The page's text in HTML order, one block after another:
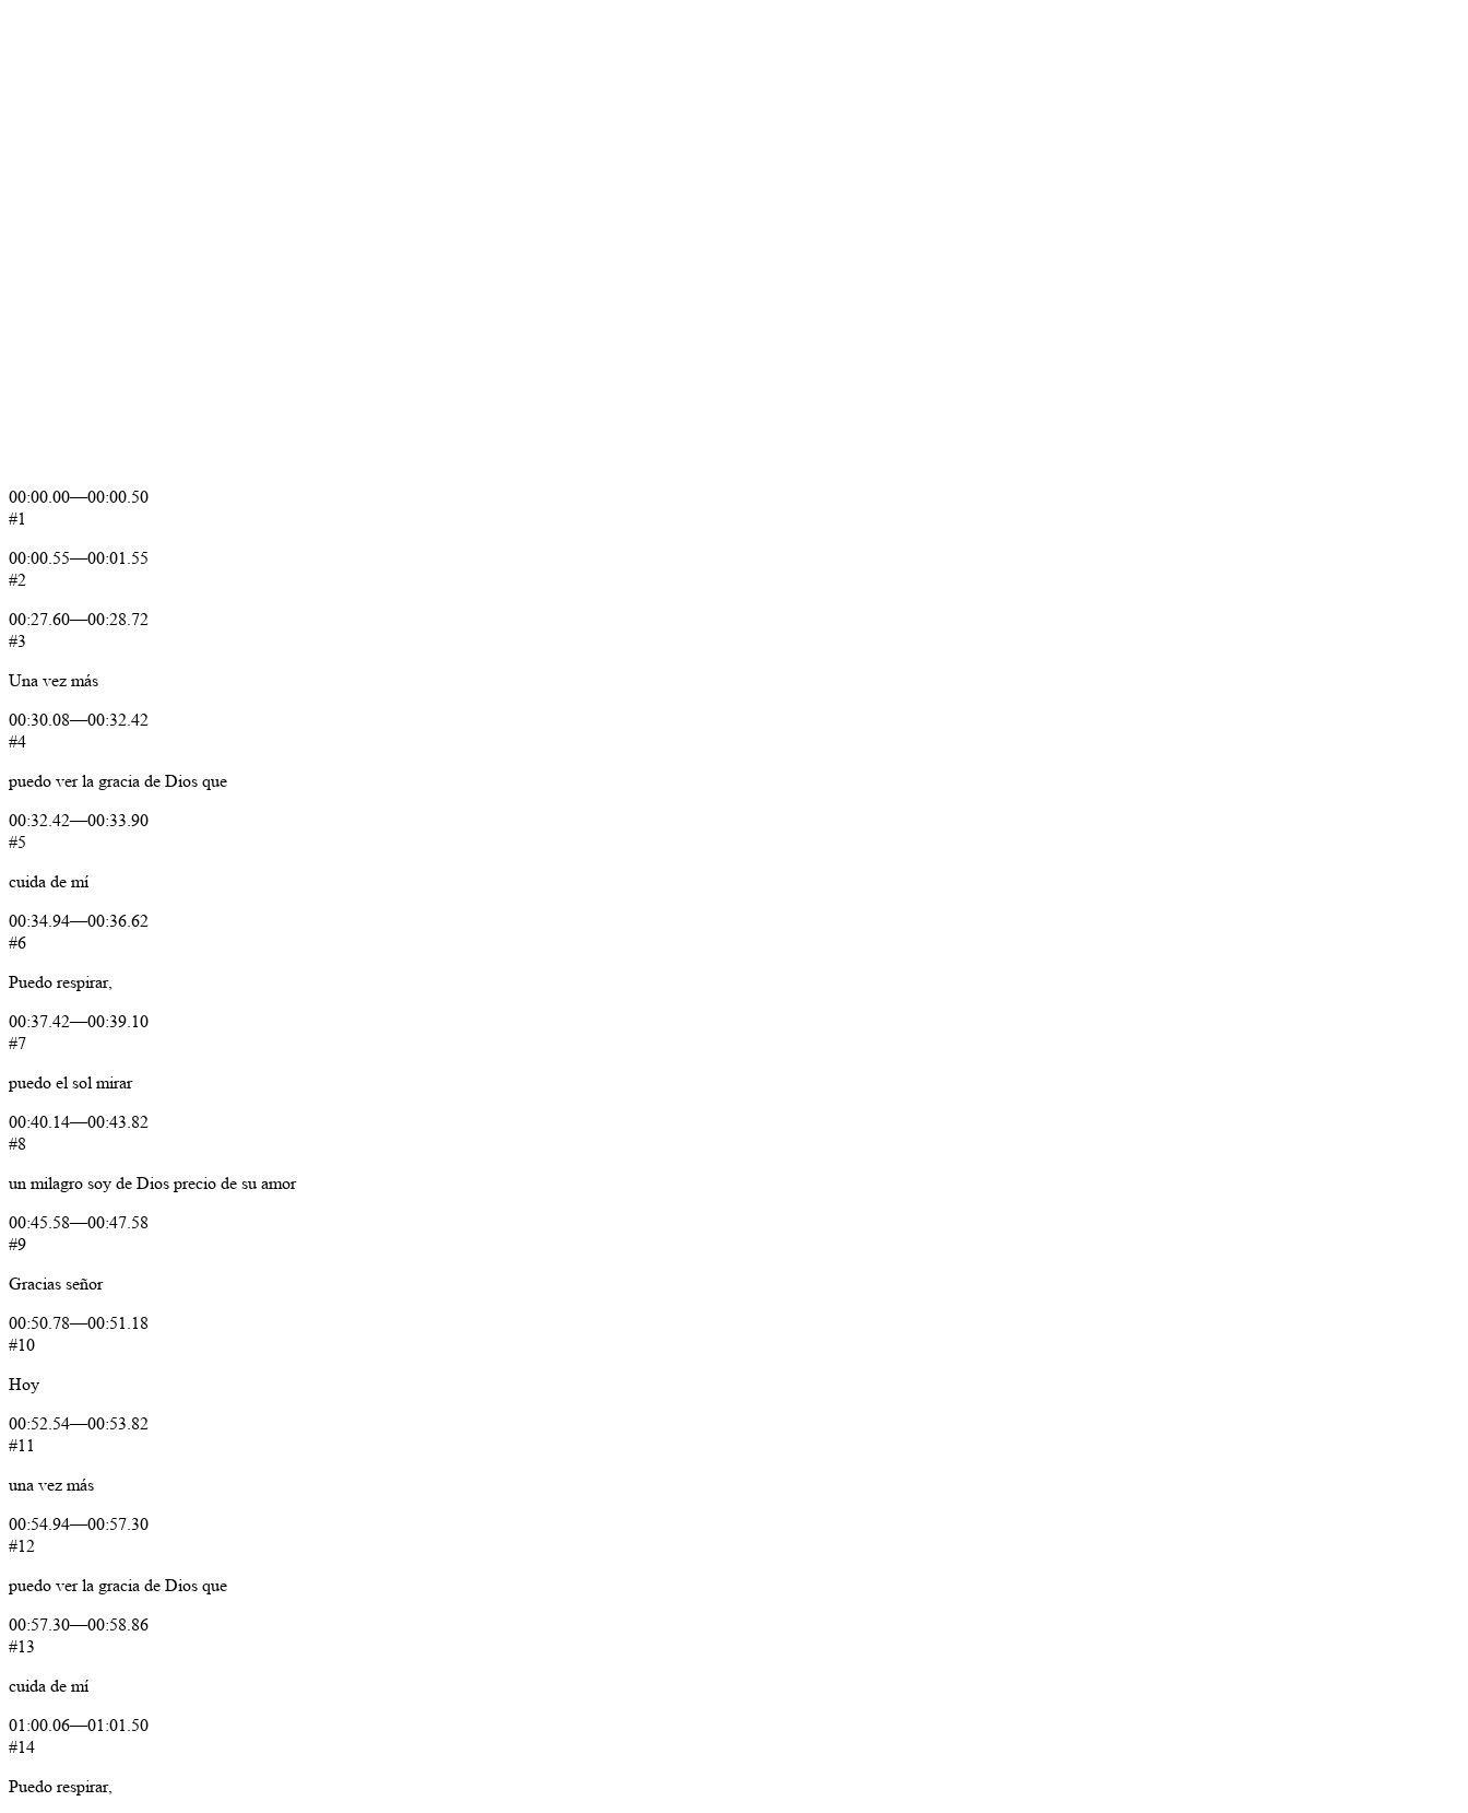
00:00.00—00:00.50
#1
00:00.55—00:01.55
#2
00:27.60—00:28.72
#3
Una vez más
00:30.08—00:32.42
#4
puedo ver la gracia de Dios que
00:32.42—00:33.90
#5
cuida de mí
00:34.94—00:36.62
#6
Puedo respirar,
00:37.42—00:39.10
#7
puedo el sol mirar
00:40.14—00:43.82
#8
un milagro soy de Dios precio de su amor
00:45.58—00:47.58
#9
Gracias señor
00:50.78—00:51.18
#10
Hoy
00:52.54—00:53.82
#11
una vez más
00:54.94—00:57.30
#12
puedo ver la gracia de Dios que
00:57.30—00:58.86
#13
cuida de mí
01:00.06—01:01.50
#14
Puedo respirar,